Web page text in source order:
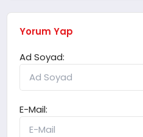
Yorum Yap
Ad Soyad:
E-Mail: